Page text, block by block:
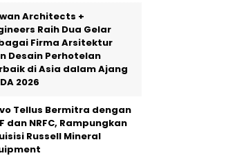
Architects +
Raih Dua Gelar
Firma Arsitektur
Desain Perhotelan
di Asia dalam Ajang
2026
Tellus Bermitra dengan
dan NRFC, Rampungkan
Russell Mineral